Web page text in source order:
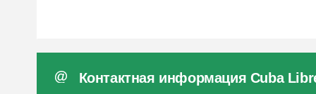
Контактная информация Cuba